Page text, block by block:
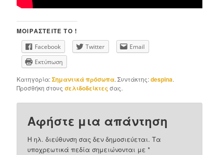
ΜΟΙΡΑΣΤΕΊΤΕ ΤΟ !
Facebook Twitter
Email
Εκτύπωση
Κατηγορία:Σημαντικά πρόσωπα. Συντάκτης:despina.
Προσθήκη στουςσελιδοδείκτεςσας.
Αφήστε μια απάντηση
Η ηλ. διεύθυνση σας δεν δημοσιεύεται. Τα
υποχρεωτικά πεδία σημειώνονται με*